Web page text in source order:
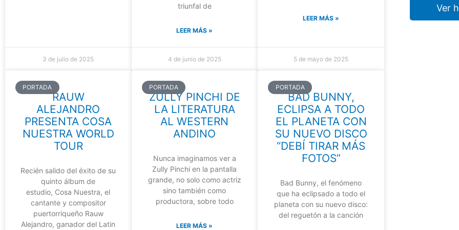
3 de julio de 2025
triunfal de
LEER MÁS »
4 de junio de 2025
LEER MÁS »
5 de mayo de 2025
PORTADA
RAUW
ALEJANDRO
PRESENTA COSA
NUESTRA WORLD
TOUR
Recién salido del éxito de su
quinto álbum de
estudio, Cosa Nuestra, el
cantante y compositor
puertorriqueño Rauw
Alejandro, ganador del Latin
PORTADA
ZULLY PINCHI DE
LA LITERATURA
AL WESTERN
ANDINO
Nunca imaginamos ver a
Zully Pinchi en la pantalla
grande, no solo como actriz
sino también como
productora, sobre todo
LEER MÁS »
PORTADA
BAD BUNNY,
ECLIPSA A TODO
EL PLANETA CON
SU NUEVO DISCO
“DEBÍ TIRAR MÁS
FOTOS”
Bad Bunny, el fenómeno
que ha eclipsado a todo el
planeta con su nuevo disco:
del reguetón a la canción
Ver